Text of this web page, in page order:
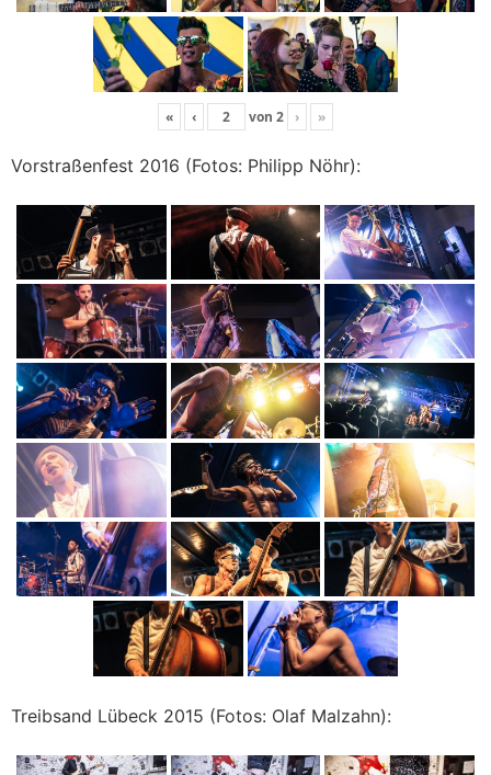
« ‹ von 2 › »
Vorstraßenfest 2016 (Fotos: Philipp Nöhr):
Treibsand Lübeck 2015 (Fotos: Olaf Malzahn):